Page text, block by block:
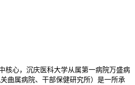
核心，沉庆医科大学从属第一病院万盛病
曲属病院、干部保健研究所）是一所承